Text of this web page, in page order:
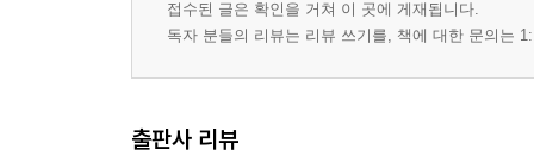
__리서치 봇 구현
8-1 파인튜닝 개요
__파인튜닝이란
접수된 글은 확인을 거쳐 이 곳에 게재됩니다.
독자 분들의 리뷰는 리뷰 쓰기를, 책에 대한 문의는
출판사 리뷰